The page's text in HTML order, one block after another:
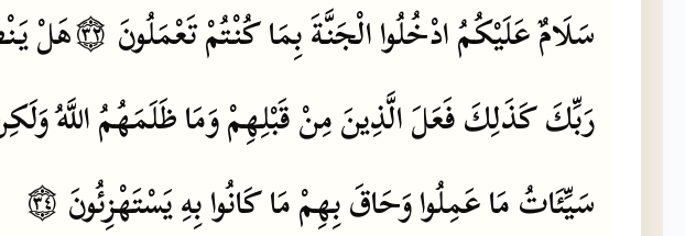
سَلَامٌعَلَيْكُمُادْخُلُواالْجَنَّةَبِمَاكُنْتُمْتَعْمَلُونَ ۝٣٢هَلْ
رَبِّكَكَذَلِكَفَعَلَالَّذِينَمِنْقَبْلِهِمْوَمَاظَلَمَهُمُاللَّهُ
سَيِّئَاتُمَاعَمِلُواوَحَاقَبِهِمْمَاكَانُوابِهِيَسْتَهْزِئُونَ ۝٣٤